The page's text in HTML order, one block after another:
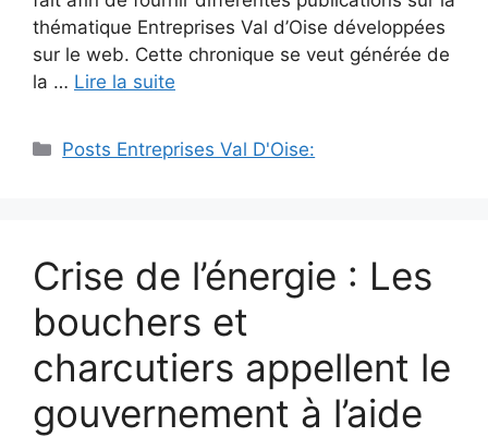
thématique Entreprises Val d’Oise développées
sur le web. Cette chronique se veut générée de
la … Lire la suite
Catégories
Posts Entreprises Val D'Oise:
Crise de l’énergie : Les
bouchers et
charcutiers appellent le
gouvernement à l’aide